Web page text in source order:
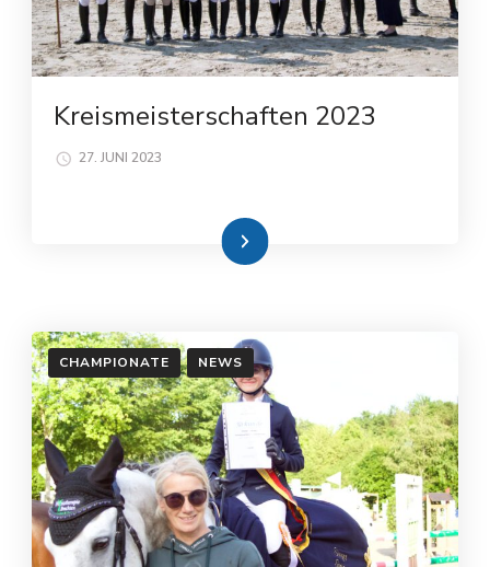
Kreismeisterschaften 2023
27. JUNI 2023
Weiterlesen
CHAMPIONATE NEWS